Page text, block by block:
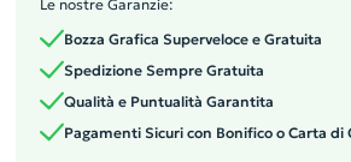
Le nostre Garanzie:
Bozza Grafica Superveloce e Gratuita
Spedizione Sempre Gratuita
Qualità e Puntualità Garantita
Pagamenti Sicuri con Bonifico o Carta di